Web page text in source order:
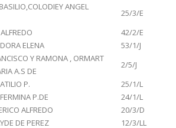
ANGEL
25/3/E
42/2/E
ELENA
53/1/J
Y RAMONA , ORMART
A.S DE
2/5/J
P.
25/1/L
P.DE
24/1/L
ALFREDO
20/3/D
DE PEREZ
12/3/LL